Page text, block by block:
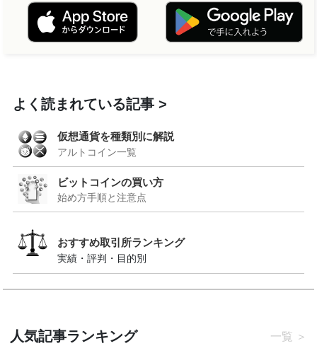
よく読まれている記事
仮想通貨を種類別に解説
アルトコイン一覧
ビットコインの買い方
始め方手順と注意点
おすすめ取引所ランキング
実績・評判・目的別
人気記事ランキング 一覧